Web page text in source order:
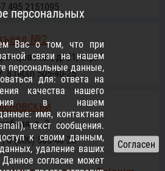
495 2151095
№2
д. 21, стр. 1
8 (800) 505-40-25
д. 3
8 (800) 505-40-25
персональных
Вас о том, что при
связи на нашем
персональные данные,
для: ответа на
качества нашего
в нашем
имя, контактная
текст сообщения.
к своим данным,
удаление ваших
согласие может